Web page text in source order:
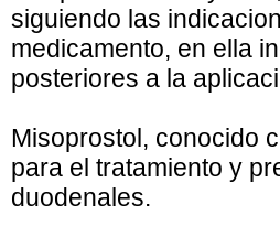
siguiendo las
medicamento, en ella
posteriores a la
Misoprostol, conocido
para el tratamiento y
duodenales.